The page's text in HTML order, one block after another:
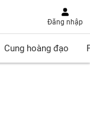
Đăng nhập
Cung hoàng đạo